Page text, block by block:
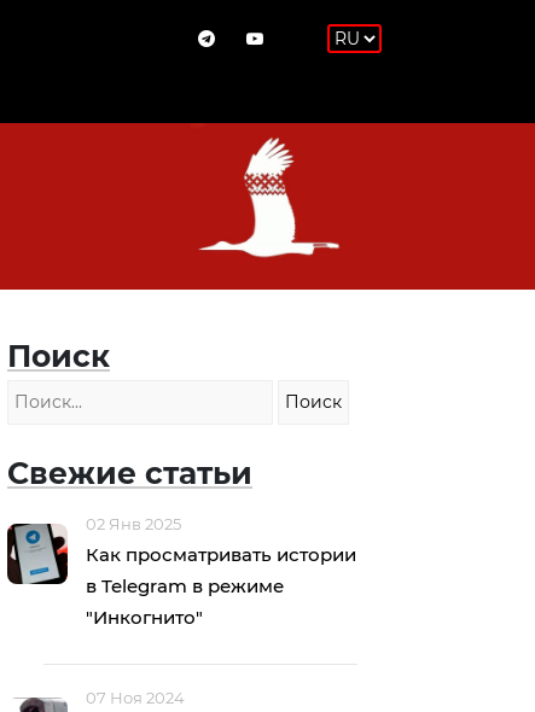
Поиск
Свежие статьи
02 Янв 2025
Как просматривать истории
в Telegram в режиме
"Инкогнито"
07 Ноя 2024